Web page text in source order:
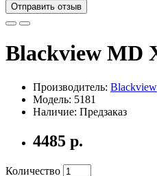
Отправить отзыв
Blackview MD
Производитель: Blackview
Модель: 5181
Наличие: Предзаказ
4485 р.
Количество